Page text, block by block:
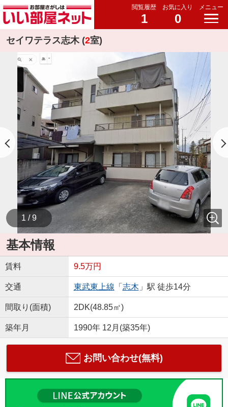
閲覧履歴
1
お気に入り
0
メニュー
セイワテラス志木 (2室)
1 / 9
基本情報
賃料 9.5万円
交通 東武東上線 「 志木 」駅 徒歩14分
間取り(面積) 2DK(48.85㎡)
築年月 1990年 12月(築35年)
お問い合わせ(無料)